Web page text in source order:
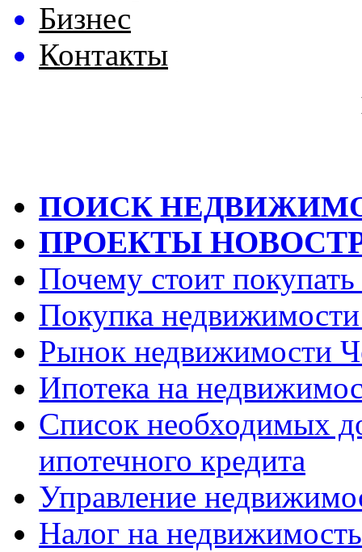
Бизнес
Контакты
ПОИСК
ПРОЕКТЫ
Почему стоит
Покупка
Рынок недвижимости
Ипотека на
Список необходимых
ипотечного кредита
Управление
Налог на